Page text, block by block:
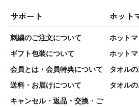
サポート
刺繍のご注文について
ギフト包装について
会員とは・会員特典について
送料・お届けについて
キャンセル・返品・交換・ご
ホット
ホット
ホット
タオル
タオル